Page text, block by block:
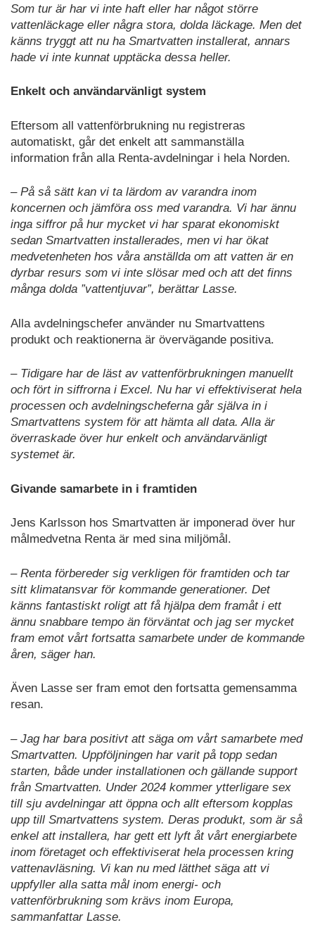
Som tur är har vi inte haft eller har något större
vattenläckage eller några stora, dolda läckage. Men det
känns tryggt att nu ha Smartvatten installerat, annars
hade vi inte kunnat upptäcka dessa heller.
Enkelt och användarvänligt system
Eftersom all vattenförbrukning nu registreras
automatiskt, går det enkelt att sammanställa
information från alla Renta-avdelningar i hela Norden.
– På så sätt kan vi ta lärdom av varandra inom
koncernen och jämföra oss med varandra. Vi har ännu
inga siffror på hur mycket vi har sparat ekonomiskt
sedan Smartvatten installerades, men vi har ökat
medvetenheten hos våra anställda om att vatten är en
dyrbar resurs som vi inte slösar med och att det finns
många dolda ”vattentjuvar”, berättar Lasse.
Alla avdelningschefer använder nu Smartvattens
produkt och reaktionerna är övervägande positiva.
– Tidigare har de läst av vattenförbrukningen manuellt
och fört in siffrorna i Excel. Nu har vi effektiviserat hela
processen och avdelningscheferna går själva in i
Smartvattens system för att hämta all data. Alla är
överraskade över hur enkelt och användarvänligt
systemet är.
Givande samarbete in i framtiden
Jens Karlsson hos Smartvatten är imponerad över hur
målmedvetna Renta är med sina miljömål.
– Renta förbereder sig verkligen för framtiden och tar
sitt klimatansvar för kommande generationer. Det
känns fantastiskt roligt att få hjälpa dem framåt i ett
ännu snabbare tempo än förväntat och jag ser mycket
fram emot vårt fortsatta samarbete under de kommande
åren, säger han.
Även Lasse ser fram emot den fortsatta gemensamma
resan.
– Jag har bara positivt att säga om vårt samarbete med
Smartvatten. Uppföljningen har varit på topp sedan
starten, både under installationen och gällande support
från Smartvatten. Under 2024 kommer ytterligare sex
till sju avdelningar att öppna och allt eftersom kopplas
upp till Smartvattens system. Deras produkt, som är så
enkel att installera, har gett ett lyft åt vårt energiarbete
inom företaget och effektiviserat hela processen kring
vattenavläsning. Vi kan nu med lätthet säga att vi
uppfyller alla satta mål inom energi- och
vattenförbrukning som krävs inom Europa,
sammanfattar Lasse.